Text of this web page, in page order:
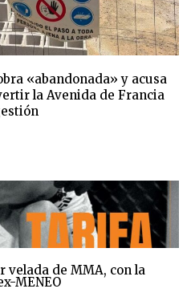
«abandonada» y acusa
la Avenida de Francia
velada de MMA, con la
MENEO